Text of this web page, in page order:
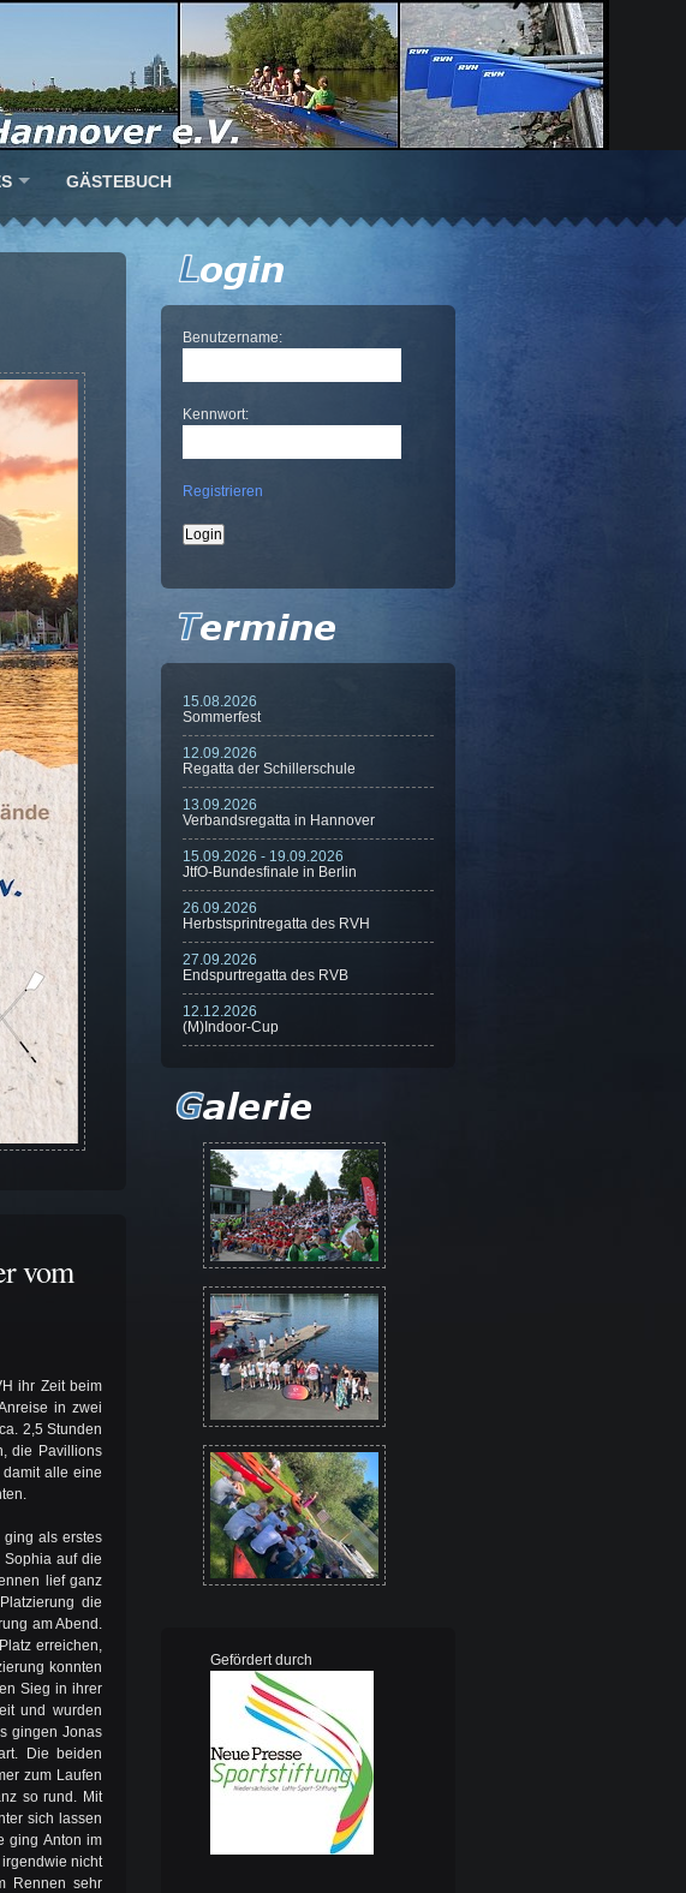
GÄSTEBUCH
vom
ihr Zeit beim
in zwei
2,5 Stunden
die Pavillions
alle eine
als erstes
Sophia auf die
lief ganz
die
am Abend.
erreichen,
konnten
Sieg in ihrer
und wurden
gingen Jonas
Die beiden
zum Laufen
so rund. Mit
sich lassen
ging Anton im
nicht
Rennen sehr
Benutzername:
Kennwort:
Registrieren
15.08.2026
Sommerfest
12.09.2026
Regatta der Schillerschule
13.09.2026
Verbandsregatta in Hannover
15.09.2026 - 19.09.2026
JtfO-Bundesfinale in Berlin
26.09.2026
Herbstsprintregatta des RVH
27.09.2026
Endspurtregatta des RVB
12.12.2026
(M)Indoor-Cup
Gefördert durch